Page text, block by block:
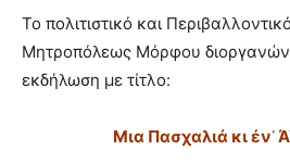
Το πολιτιστικό και
Μητροπόλεως Μόρφου
εκδήλωση με τίτλο:
Μια Πασχαλιά κι έν᾿